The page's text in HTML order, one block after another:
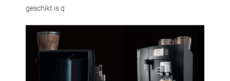
geschikt is q